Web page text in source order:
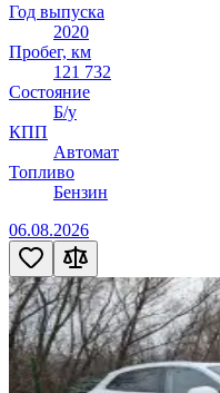
Год выпуска
2020
Пробег, км
121 732
Состояние
Б/у
КПП
Автомат
Топливо
Бензин
06.08.2026